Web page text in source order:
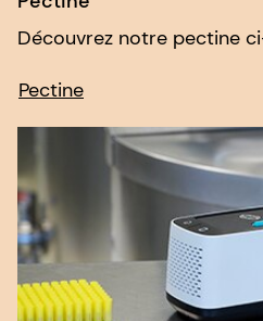
Découvrez notre pectine
Pectine